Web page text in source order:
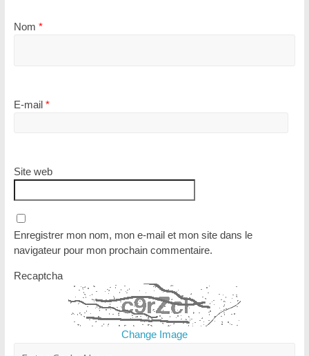
Nom *
E-mail *
Site web
Enregistrer mon nom, mon e-mail et mon site dans le
navigateur pour mon prochain commentaire.
Recaptcha
Change Image